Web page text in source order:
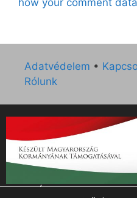
Adatvédelem •
Rólunk
„Az Új Ember katolikus